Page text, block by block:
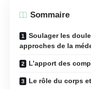
Sommaire
Soulager les
approches de la
L’apport des
Le rôle du corps